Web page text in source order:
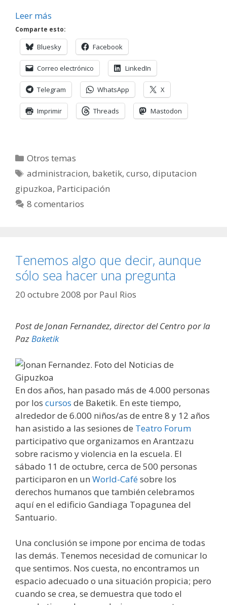
Leer más
Comparte esto:
Bluesky Facebook
Correo electrónico LinkedIn
Telegram WhatsApp X
Imprimir Threads Mastodon
Categorías
Otros temas
Etiquetas
administracion, baketik,curso,diputacion
gipuzkoa, Participación
8 comentarios
Tenemos algo que decir, aunque
sólo sea hacer una pregunta
20 octubre 2008 por Paul Rios
Post de Jonan Fernandez, director del Centro por la
PazBaketik
En dos años, han pasado más de 4.000 personas
por los cursos de Baketik. En este tiempo,
alrededor de 6.000 niños/as de entre 8 y 12 años
han asistido a las sesiones de Teatro Forum
participativo que organizamos en Arantzazu
sobre racismo y violencia en la escuela. El
sábado 11 de octubre, cerca de 500 personas
participaron en un World-Cafésobre los
derechos humanos que también celebramos
aquí en el edificio Gandiaga Topagunea del
Santuario.
Una conclusión se impone por encima de todas
las demás. Tenemos necesidad de comunicar lo
que sentimos. Nos cuesta, no encontramos un
espacio adecuado o una situación propicia; pero
cuando se crea, se demuestra que todo el